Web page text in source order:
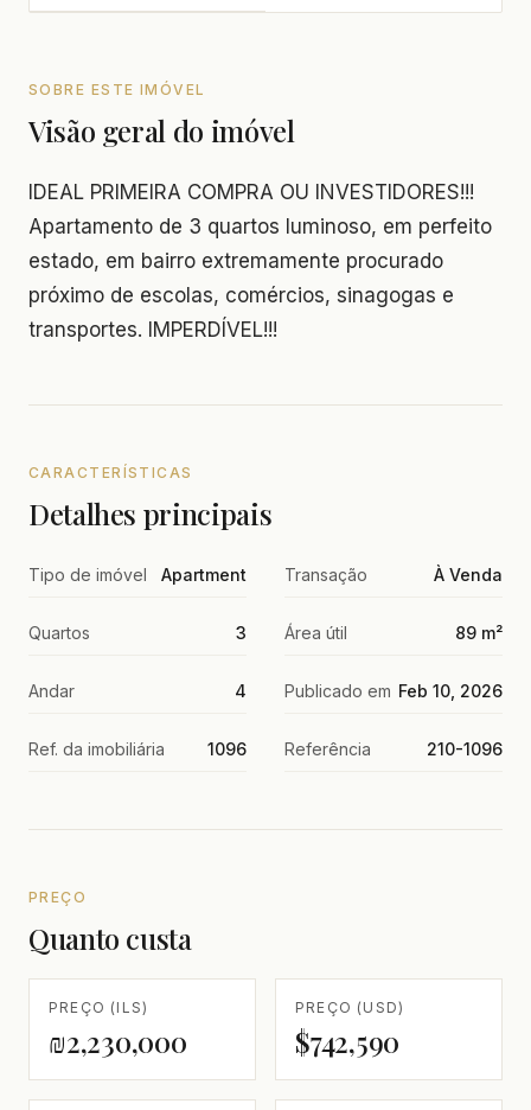
SOBRE ESTE IMÓVEL
Visão geral do imóvel
IDEAL PRIMEIRA COMPRA OU INVESTIDORES!!!
Apartamento de 3 quartos luminoso, em perfeito
estado, em bairro extremamente procurado
próximo de escolas, comércios, sinagogas e
transportes. IMPERDÍVEL!!!
CARACTERÍSTICAS
Detalhes principais
Tipo de imóvel Apartment Transação À Venda
Quartos 3 Área útil 89 m²
Andar 4 Publicado em Feb 10, 2026
Ref. da imobiliária 1096 Referência 210-1096
PREÇO
Quanto custa
PREÇO (ILS)
₪2,230,000
PREÇO (USD)
$742,590